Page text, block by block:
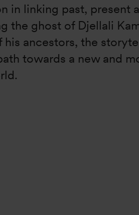
in linking past, present
the ghost of Djellali
his ancestors, the
towards a new and